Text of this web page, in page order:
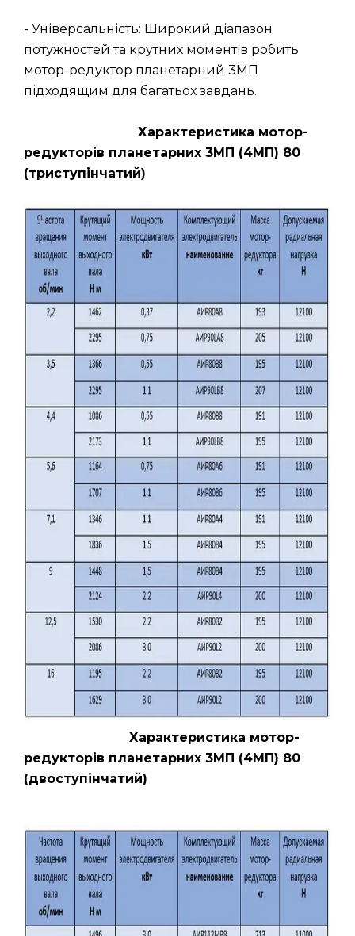
- Універсальність: Широкий діапазон
потужностей та крутних моментів робить
мотор-редуктор планетарний 3МП
підходящим для багатьох завдань.
Характеристика мотор-
редукторів планетарних 3МП (4МП) 80
(триступінчатий)
Характеристика мотор-
редукторів планетарних 3МП (4МП) 80
(двоступінчатий)